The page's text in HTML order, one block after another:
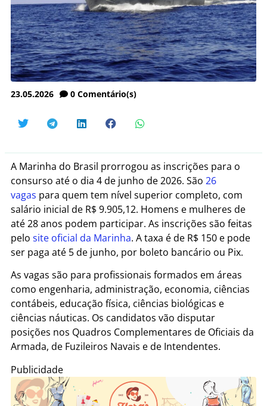
23.05.2026 0 Comentário(s)
A Marinha do Brasil prorrogou as inscrições para o
consurso até o dia 4 de junho de 2026. São 26
vagas para quem tem nível superior completo, com
salário inicial de R$ 9.905,12. Homens e mulheres de
até 28 anos podem participar. As inscrições são feitas
pelo site oficial da Marinha. A taxa é de R$ 150 e pode
ser paga até 5 de junho, por boleto bancário ou Pix.
As vagas são para profissionais formados em áreas
como engenharia, administração, economia, ciências
contábeis, educação física, ciências biológicas e
ciências náuticas. Os candidatos vão disputar
posições nos Quadros Complementares de Oficiais da
Armada, de Fuzileiros Navais e de Intendentes.
Publicidade